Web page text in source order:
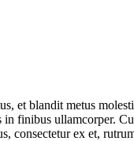
et blandit metus
finibus ullamcorper.
consectetur ex et,